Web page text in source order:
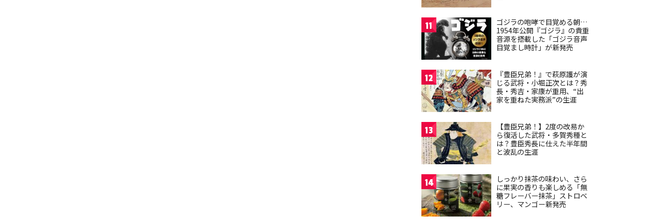
11
ゴジラの咆哮で目覚める朝…
1954年公開『ゴジラ』の貴重
音源を搭載した「ゴジラ音声
目覚まし時計」が新発売
12
『豊臣兄弟！』で萩原護が演
じる武将・小堀正次とは？秀
長・秀吉・家康が重用、“出
家を重ねた実務派”の生涯
13
【豊臣兄弟！】2度の改易か
ら復活した武将・多賀秀種と
は？豊臣秀長に仕えた半年間
と波乱の生涯
14
しっかり抹茶の味わい、さら
に果実の香りも楽しめる「無
糖フレーバー抹茶」ストロベ
リー、マンゴー新発売